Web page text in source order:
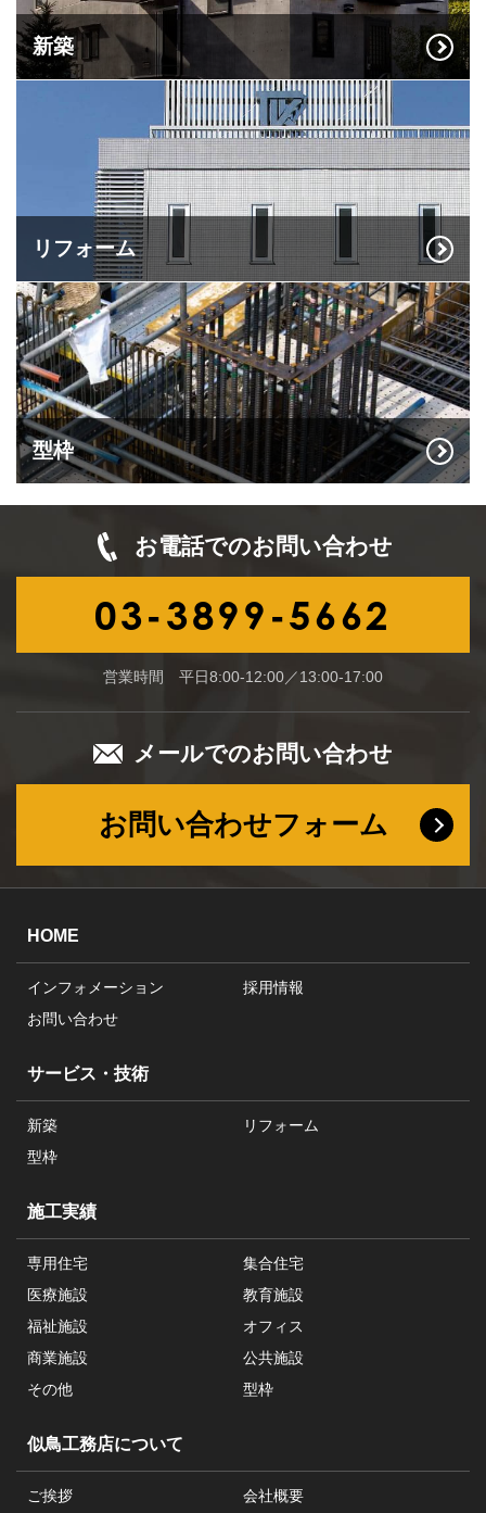
新築
リフォーム
型枠
お電話でのお問い合わせ
03-3899-5662
営業時間 平日8:00-12:00／13:00-17:00
メールでのお問い合わせ
お問い合わせフォーム
HOME
インフォメーション
採用情報
お問い合わせ
サービス・技術
新築
リフォーム
型枠
施工実績
専用住宅
集合住宅
医療施設
教育施設
福祉施設
オフィス
商業施設
公共施設
その他
型枠
似鳥工務店について
ご挨拶 会社概要